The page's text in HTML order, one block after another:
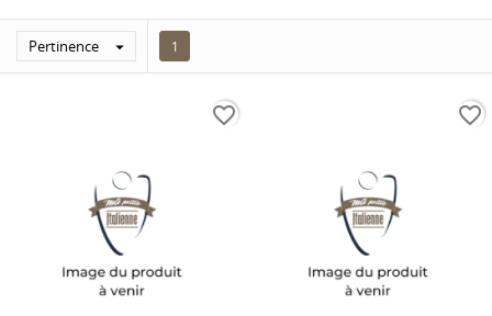
Pertinence  1
favorite_border favorite_border